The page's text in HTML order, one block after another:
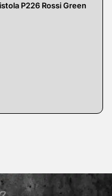
P226 Rossi Green